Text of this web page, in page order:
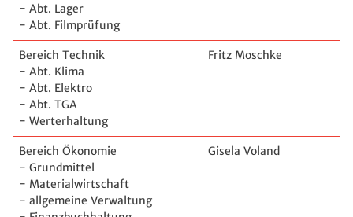
- Abt. Lager
- Abt. Filmprüfung
Bereich Technik
- Abt. Klima
- Abt. Elektro
- Abt. TGA
- Werterhaltung
Fritz Moschke
Bereich Ökonomie
- Grundmittel
- Materialwirtschaft
- allgemeine Verwaltung
Gisela Voland